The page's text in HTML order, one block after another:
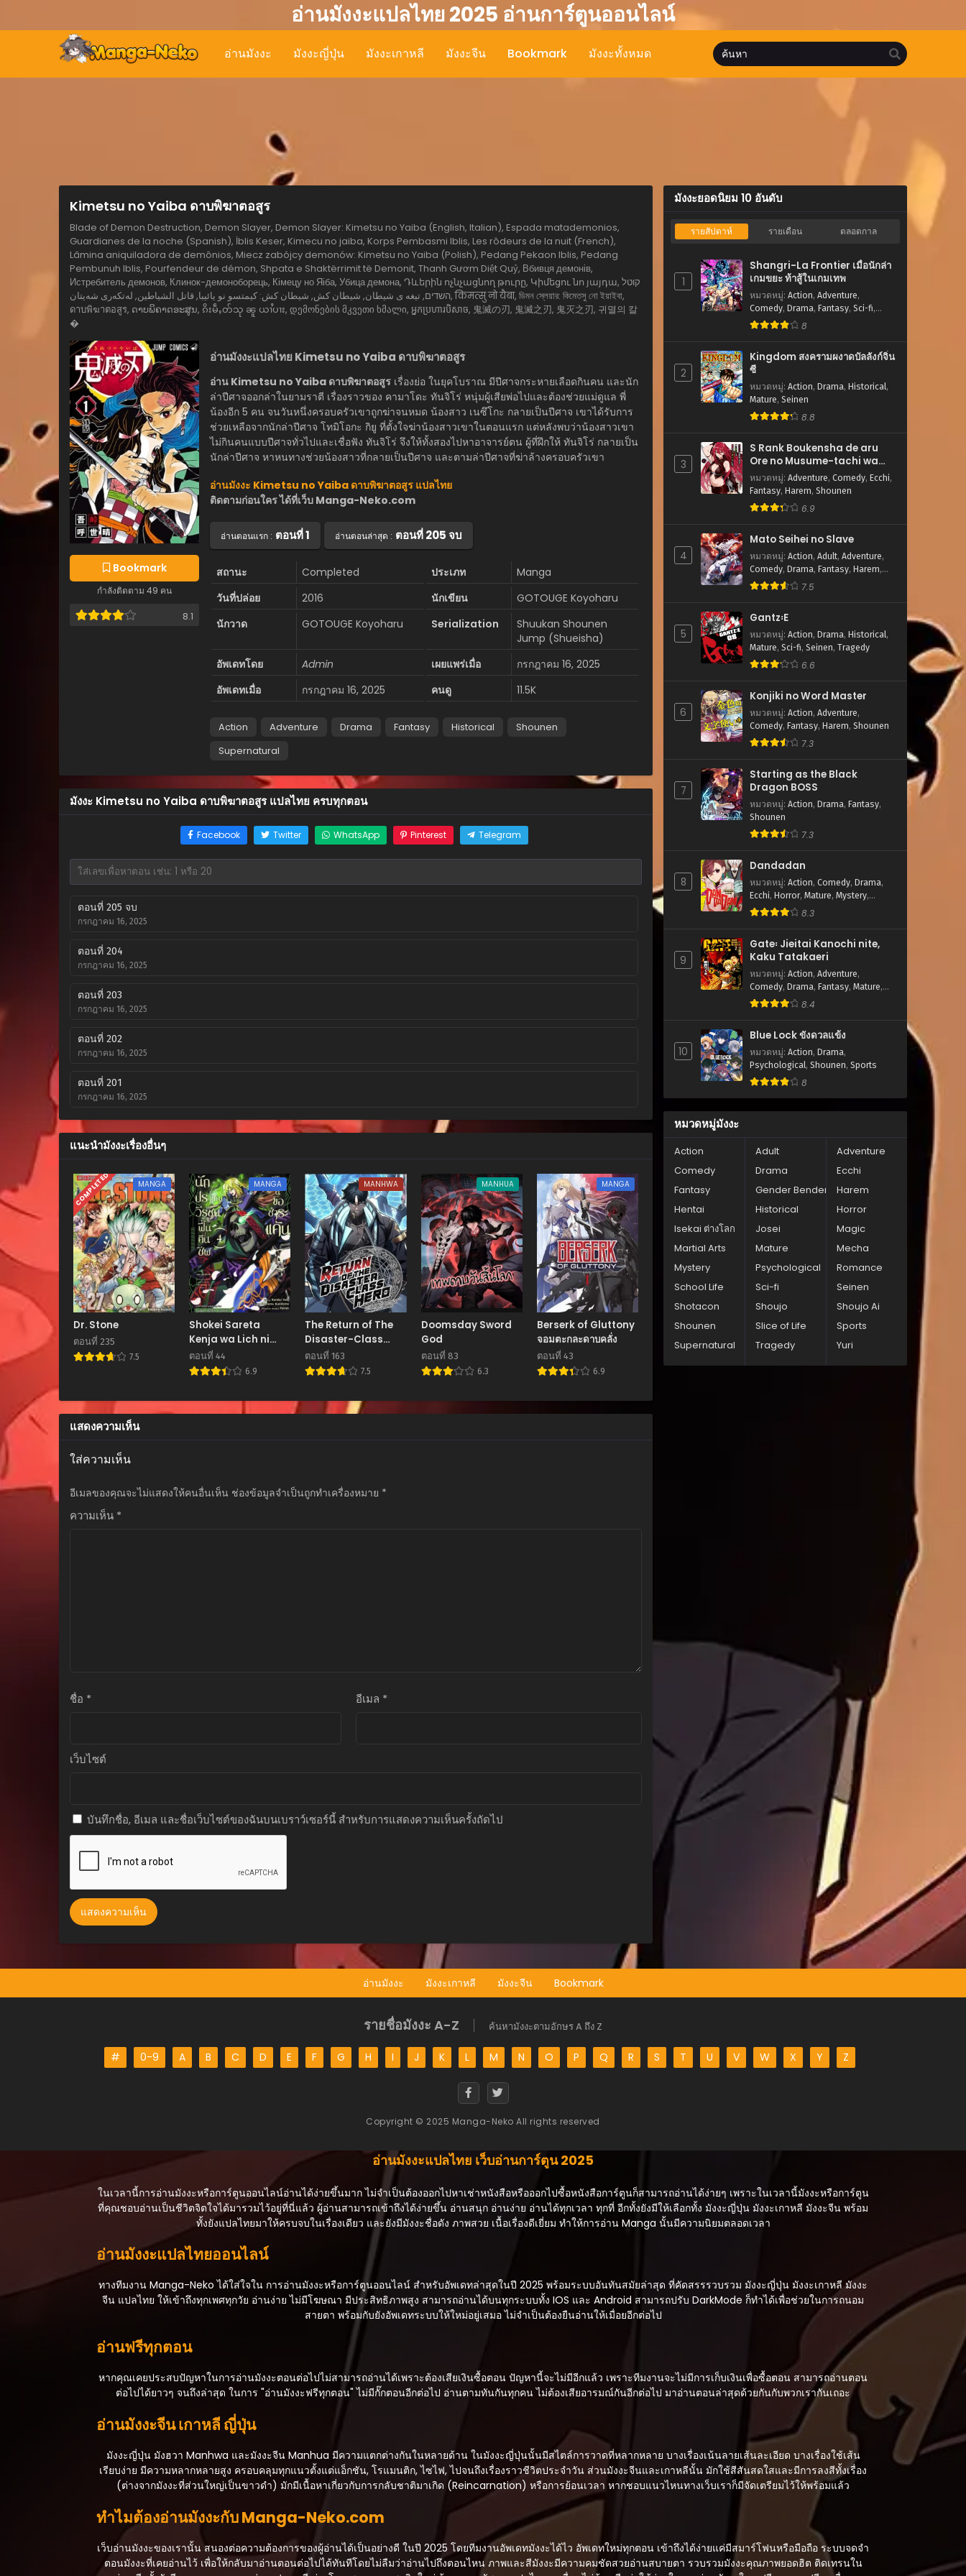
อ่านมังงะแปลไทย 2025 อ่านการ์ตูนออนไลน์
อ่านมังงะ มังงะญี่ปุ่น มังงะเกาหลี มังงะจีน Bookmark มังงะทั้งหมด
Kimetsu no Yaiba ดาบพิฆาตอสูร
Blade of Demon Destruction, Demon Slayer, Demon Slayer: Kimetsu no Yaiba (English, Italian), Espada matademonios,
Guardianes de la noche (Spanish), İblis Keser, Kimecu no jaiba, Korps Pembasmi Iblis, Les rôdeurs de la nuit (French),
Lâmina aniquiladora de demônios, Miecz zabójcy demonów: Kimetsu no Yaiba (Polish), Pedang Pekaon Iblis, Pedang
Pembunuh Iblis, Pourfendeur de démon, Shpata e Shaktërrimit të Demonit, Thanh Gươm Diệt Quỷ, Вбивця демонів,
Истребитель демонов, Клинок-демоноборець, Кімецу но Яіба, Убица демона, Դևերին ոչնչացնող թուրը, Կիմեցու նո յայդա, קוטל
השדים, تیغه ی شیطان, شیطان کش, شیطان کش: کیمتسو نو یائیبا, قاتل الشياطين, لەتکەری شەیتان, किमत्सु नो यैबा, ডিমন স্লেয়ার: কিমেতসু নো ইয়াইবা,
ดาบพิฆาตอสูร, ດາບພິຄາດອະສູນ, ၵိးမဵႇတ်သု ၼူ ယၢႆပၢး, დემონების მკვეთი ხმალი, អ្នកប្រហារបិសាច, 鬼滅の刃, 鬼滅之刃, 鬼灭之刃, 귀멸의 칼
�
Bookmark
กำลังติดตาม 49 คน
8.1
อ่านมังงะแปลไทย Kimetsu no Yaiba ดาบพิฆาตอสูร
อ่าน Kimetsu no Yaiba ดาบพิฆาตอสูร เรื่องย่อ ในยุคโบราณ มีปีศาจกระหายเลือดกินคน และนัก
ล่าปีศาจออกล่าในยามราตี เรื่องราวของ คามาโดะ ทันจิโร่ หนุ่มผู้เสียพ่อไปและต้องช่วยแม่ดูแล พี่
น้องอีก 5 คน จนวันหนึ่งครอบครัวเขาถูกฆ่าจนหมด น้องสาว เนซึโกะ กลายเป็นปีศาจ เขาได้รับการ
ช่วยเหลือจากนักล่าปีศาจ โทมิโอกะ กิยู ที่ตั้งใจฆ่าน้องสาวเขาในตอนแรก แต่หลังพบว่าน้องสาวเขา
ไม่กินคนแบบปีศาจทั่วไปและเชื่อฟัง ทันจิโร่ จึงให้ทั้งสองไปหาอาจารย์ตน ผู้ที่ฝึกให้ ทันจิโร่ กลายเป็น
นักล่าปีศาจ หาหนทางช่วยน้องสาวที่กลายเป็นปีศาจ และตามล่าปีศาจที่ฆ่าล้างครอบครัวเขา
อ่านมังงะ Kimetsu no Yaiba ดาบพิฆาตอสูร แปลไทย
ติดตามก่อนใคร ได้ที่เว็บ Manga-Neko.com
อ่านตอนแรก : ตอนที่ 1 อ่านตอนล่าสุด : ตอนที่ 205 จบ
สถานะ Completed ประเภท
Manga
วันที่ปล่อย
2016 นักเขียน
GOTOUGE Koyoharu
นักวาด
GOTOUGE Koyoharu Serialization
Shuukan Shounen
Jump (Shueisha)
อัพเดทโดย
Admin เผยแพร่เมื่อ
กรกฎาคม 16, 2025
อัพเดทเมื่อ
กรกฎาคม 16, 2025 คนดู 11.5K
Action Adventure Drama Fantasy Historical
Shounen
Supernatural
มังงะ Kimetsu no Yaiba ดาบพิฆาตอสูร แปลไทย ครบทุกตอน
Facebook Twitter WhatsApp Pinterest Telegram
ตอนที่ 205 จบ
กรกฎาคม 16, 2025
ตอนที่ 204
กรกฎาคม 16, 2025
ตอนที่ 203
กรกฎาคม 16, 2025
ตอนที่ 202
กรกฎาคม 16, 2025
ตอนที่ 201
กรกฎาคม 16, 2025
ตอนที่ 200
กรกฎาคม 16, 2025
กรกฎาคม 16, 2025
ตอนที่ 198
กรกฎาคม 16, 2025
ตอนที่ 197
กรกฎาคม 16, 2025
ตอนที่ 196
ตอนที่ 195
กรกฎาคม 16, 2025
กรกฎาคม 16, 2025
ตอนที่ 193
กรกฎาคม 16, 2025
ตอนที่ 191
ตอนที่ 187
กรกฎาคม 16, 2025
ตอนที่ 183
ตอนที่ 182
ตอนที่ 179
กรกฎาคม 16, 2025
กรกฎาคม 16, 2025
ตอนที่ 174
กรกฎาคม 16, 2025
ตอนที่ 172
ตอนที่ 171
กรกฎาคม 16, 2025
ตอนที่ 169
กรกฎาคม 16, 2025
ตอนที่ 167
แนะนำมังงะเรื่องอื่นๆ
COMPLETED MANGA
Dr. Stone
ตอนที่ 235
7.5
MANGA
Shokei Sareta
Kenja wa Lich ni
Tensei Shite
Shinryaku Sensou
ตอนที่ 44
6.9
MANHWA
The Return of The
Disaster-Class
Hero
ตอนที่ 163
7.5
MANHUA
Doomsday Sword
God
ตอนที่ 83
6.3
MANGA
Berserk of Gluttony
จอมตะกละดาบคลั่ง
ตอนที่ 43
6.9
แสดงความเห็น
ใส่ความเห็น
อีเมลของคุณจะไม่แสดงให้คนอื่นเห็น ช่องข้อมูลจำเป็นถูกทำเครื่องหมาย *
ความเห็น *
ชื่อ * อีเมล *
เว็บไซต์
บันทึกชื่อ, อีเมล และชื่อเว็บไซต์ของฉันบนเบราว์เซอร์นี้ สำหรับการแสดงความเห็นครั้งถัดไป
มังงะยอดนิยม 10 อันดับ
รายสัปดาห์ รายเดือน ตลอดกาล
1
Shangri-La Frontier เมื่อนักล่า
เกมขยะ ท้าสู้ในเกมเทพ
หมวดหมู่: Action, Adventure,
Comedy, Drama, Fantasy, Sci-fi,
Shounen
8
2
Kingdom สงครามผงาดบัลลังก์จิ๋น
ซี
หมวดหมู่: Action, Drama, Historical,
Mature, Seinen
8.8
3
S Rank Boukensha de aru
Ore no Musume-tachi wa
Juudo no Father Con
deshita
หมวดหมู่: Adventure, Comedy, Ecchi,
Fantasy, Harem, Shounen
6.9
4
Mato Seihei no Slave
หมวดหมู่: Action, Adult, Adventure,
Comedy, Drama, Fantasy, Harem,
Romance,Sci-fi,
7.5
5
Gantz꞉E
หมวดหมู่: Action, Drama, Historical,
Mature, Sci-fi, Seinen, Tragedy
6.6
6
Konjiki no Word Master
หมวดหมู่: Action, Adventure,
Comedy, Fantasy, Harem, Shounen
7.3
7
Starting as the Black
Dragon BOSS
หมวดหมู่: Action, Drama, Fantasy,
Shounen
7.3
8
Dandadan
หมวดหมู่: Action, Comedy, Drama,
Ecchi, Horror, Mature, Mystery,
Romance,School Life
8.3
9
Gate꞉ Jieitai Kanochi nite,
Kaku Tatakaeri
หมวดหมู่: Action, Adventure,
Comedy, Drama, Fantasy, Mature,
Romance,Seinen
8.4
10
Blue Lock ขังดวลแข้ง
หมวดหมู่: Action, Drama,
Psychological, Shounen, Sports
8
หมวดหมู่มังงะ
Action Adult
Adventure
Comedy
Drama
Ecchi
Fantasy
Gender Bender
Harem
Hentai
Historical
Horror
Isekai ต่างโลก
Josei
Magic
Martial Arts
Mature
Mecha
Mystery
Psychological
Romance
School Life
Sci-fi
Seinen
Shotacon
Shoujo
Shoujo Ai
Shounen
Slice of Life
Sports
Supernatural
Tragedy Yuri
อ่านมังงะ มังงะเกาหลี มังงะจีน Bookmark
รายชื่อมังงะ A-Z ค้นหามังงะตามอักษร A ถึง Z
# 0-9 A B C D E F G H I J K L M N O P Q R S T U V W X Y Z
Copyright © 2025 Manga-Neko All rights reserved
อ่านมังงะแปลไทย เว็บอ่านการ์ตูน 2025
ในเวลานี้การอ่านมังงะหรือการ์ตูนออนไลน์อ่านได้ง่ายขึ้นมาก ไม่จำเป็นต้องออกไปหาเช่าหนังสือหรือออกไปซื้อหนังสือการ์ตูนก็สามารถอ่านได้ง่ายๆ เพราะในเวลานี้มังงะหรือการ์ตูน
ที่คุณชอบอ่านเป็นชีวิตจิตใจได้มารวมไว้อยู่ที่นี่แล้ว ผู้อ่านสามารถเข้าถึงได้ง่ายขึ้น อ่านสนุก อ่านง่าย อ่านได้ทุกเวลา ทุกที่ อีกทั้งยังมีให้เลือกทั้ง มังงะญี่ปุ่น มังงะเกาหลี มังงะจีน พร้อม
ทั้งยังแปลไทยมาให้ครบจบในเรื่องเดียว และยังมีมังงะชื่อดัง ภาพสวย เนื้อเรื่องดีเยี่ยม ทำให้การอ่าน Manga นั้นมีความนิยมตลอดเวลา
อ่านมังงะแปลไทยออนไลน์
ทางทีมงาน Manga-Neko ได้ใส่ใจใน การอ่านมังงะหรือการ์ตูนออนไลน์ สำหรับอัพเดทล่าสุดในปี 2025 พร้อมระบบอันทันสมัยล่าสุด ที่คัดสรรรวบรวม มังงะญี่ปุ่น มังงะเกาหลี มังงะ
จีน แปลไทย ให้เข้าถึงทุกเพศทุกวัย อ่านง่าย ไม่มีโฆษณา มีประสิทธิภาพสูง สามารถอ่านได้บนทุกระบบทั้ง IOS และ Android สามารถปรับ DarkMode ก็ทำได้เพื่อช่วยในการถนอม
สายตา พร้อมกับยังอัพเดทระบบให้ใหม่อยู่เสมอ ไม่จำเป็นต้องยืนอ่านให้เมื่อยอีกต่อไป
อ่านฟรีทุกตอน
หากคุณเคยประสบปัญหาในการอ่านมังงะตอนต่อไปไม่สามารถอ่านได้เพราะต้องเสียเงินซื้อตอน ปัญหานี้จะไม่มีอีกแล้ว เพราะทีมงานจะไม่มีการเก็บเงินเพื่อซื้อตอน สามารถอ่านตอน
ต่อไปได้ยาวๆ จนถึงล่าสุด ในการ "อ่านมังงะฟรีทุกตอน" ไม่มีกั๊กตอนอีกต่อไป อ่านตามทันกันทุกคน ไม่ต้องเสียอารมณ์กันอีกต่อไป มาอ่านตอนล่าสุดด้วยกันกับพวกเรากันเถอะ
อ่านมังงะจีน เกาหลี ญี่ปุ่น
มังงะญี่ปุ่น มังฮวา Manhwa และมังงะจีน Manhua มีความแตกต่างกันในหลายด้าน ในมังงะญี่ปุ่นนั้นมีสไตล์การวาดที่หลากหลาย บางเรื่องเน้นลายเส้นละเอียด บางเรื่องใช้เส้น
เรียบง่าย มีความหลากหลายสูง ครอบคลุมทุกแนวตั้งแต่แอ็กชัน, โรแมนติก, ไซไฟ, ไปจนถึงเรื่องราวชีวิตประจำวัน ส่วนมังงะจีนและเกาหลีนั้น มักใช้สีสันสดใสและมีการลงสีทั้งเรื่อง
(ต่างจากมังงะที่ส่วนใหญ่เป็นขาวดำ) มักมีเนื้อหาเกี่ยวกับการกลับชาติมาเกิด (Reincarnation) หรือการย้อนเวลา หากชอบแนวไหนทางเว็บเราก็มีจัดเตรียมไว้ให้พร้อมแล้ว
ทำไมต้องอ่านมังงะกับ Manga-Neko.com
เว็บอ่านมังงะของเรานั้น สนองต่อความต้องการของผู้อ่านได้เป็นอย่างดี ในปี 2025 โดยทีมงานอัพเดทมังงะได้ไว อัพเดทใหม่ทุกตอน เข้าถึงได้ง่ายแค่มีสมาร์โฟนหรือมือถือ ระบบจดจำ
ตอนมังงะที่เคยอ่านไว้ เพื่อให้กลับมาอ่านตอนต่อไปได้ทันทีโดยไม่ลืมว่าอ่านไปถึงตอนไหน ภาพและสีมังงะมีความคมชัดสวยอ่านสบายตา รวบรวมมังงะคุณภาพยอดฮิต ติดเทรนใน